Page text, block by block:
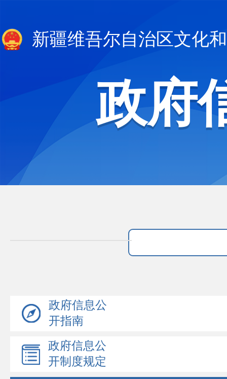
新疆维吾尔自治区文化
政府
政府信息公
开指南
政府信息公
开制度规定